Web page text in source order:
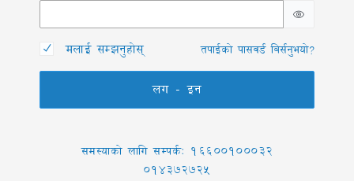
मलाई सम्झनुहोस् तपाईको पासवर्ड बिर्सनुभयो?
लग - इन
समस्याको लागि सम्पर्क: 16600100032
014372725